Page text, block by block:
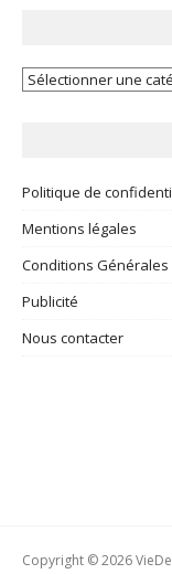
Vos
Politique de
Mentions légales
Conditions Générales
Publicité
Nous contacter
Copyright © 2026